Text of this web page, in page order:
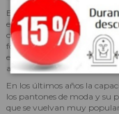
Este tipo de chupete lleva
está fabricado con tetina
original con la que se
forma anatómica), que es
en el resto de Europa, en
anatómicas que son tetinas
En los últimos años la
los pantones de moda y su
que se vuelvan muy